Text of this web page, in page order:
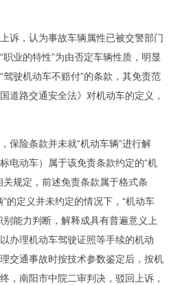
诉，认为事故车辆属性已被交警部门
业的特性”为由否定车辆性质，明显
驶机动车不赔付”的条款，其免责范
道路交通安全法》对机动车的定义，
保险条款并未就“机动车辆”进行解
电动车）属于该免责条款约定的“机
规定，前述免责条款属于格式条
的定义并未约定的情况下，“机动车
能力判断，解释成具有普遍意义上
办理机动车驾驶证照等手续的机动
交通事故时按技术参数鉴定后，按机
，南阳市中院二审判决，驳回上诉，